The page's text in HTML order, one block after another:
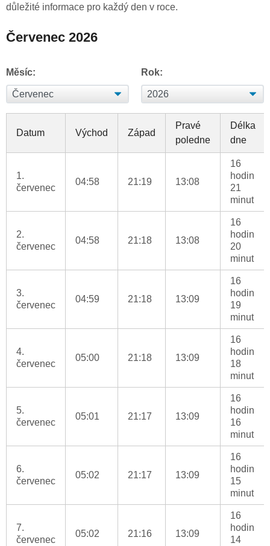
důležité informace pro každý den v roce.
Červenec 2026
Měsíc: Rok:
Datum Východ Západ
Pravé
poledne
Délka
dne
1.
červenec
04:58 21:19 13:08
16
hodin
21
minut
2.
červenec
04:58 21:18 13:08
16
hodin
20
minut
3.
červenec
04:59 21:18 13:09
16
hodin
19
minut
4.
červenec
05:00 21:18 13:09
16
hodin
18
minut
5.
červenec
05:01 21:17 13:09
16
hodin
16
minut
6.
červenec
05:02 21:17 13:09
16
hodin
15
minut
7.
červenec
05:02 21:16 13:09
16
hodin
14